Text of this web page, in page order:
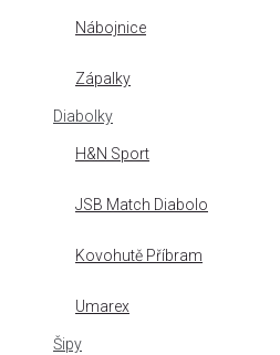
Nábojnice
Zápalky
Diabolky
H&N Sport
JSB Match Diabolo
Kovohutě Příbram
Umarex
Šipy